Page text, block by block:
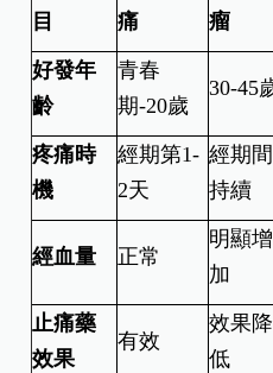
目
痛
瘤
好發年
齡
青春
期-20歲
30-45
疼痛時
機
經期第1-
2天
經期間
持續
經血量 正常
明顯增
加
止痛藥
效果
有效
效果降
低